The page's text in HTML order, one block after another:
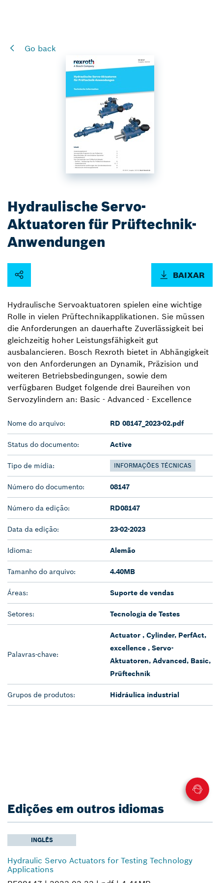
Go back
Hydraulische Servo-
Aktuatoren für Prüftechnik-
Anwendungen
BAIXAR
Hydraulische Servoaktuatoren spielen eine wichtige
Rolle in vielen Prüftechnikapplikationen. Sie müssen
die Anforderungen an dauerhafte Zuverlässigkeit bei
gleichzeitig hoher Leistungsfähigkeit gut
ausbalancieren. Bosch Rexroth bietet in Abhängigkeit
von den Anforderungen an Dynamik, Präzision und
weiteren Betriebsbedingungen, sowie dem
verfügbaren Budget folgende drei Baureihen von
Servozylindern an: Basic - Advanced - Excellence
Nome do arquivo: RD 08147_2023-02.pdf
Status do documento: Active
Tipo de mídia: INFORMAÇÕES TÉCNICAS
Número do documento: 08147
Número da edição: RD08147
Data da edição: 23-02-2023
Idioma: Alemão
Tamanho do arquivo: 4.40MB
Áreas: Suporte de vendas
Setores: Tecnologia de Testes
Palavras-chave:
Actuator , Cylinder, PerfAct,
excellence , Servo-
Aktuatoren, Advanced, Basic,
Prüftechnik
Grupos de produtos: Hidráulica industrial
Edições em outros idiomas
INGLÊS
Hydraulic Servo Actuators for Testing Technology
Applications